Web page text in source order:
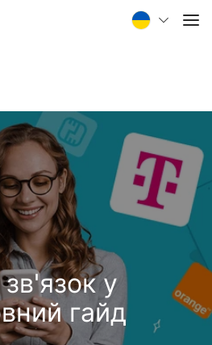
у
гайд